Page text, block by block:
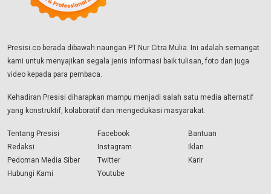
Presisi.co berada dibawah naungan PT.Nur Citra Mulia. Ini adalah semangat
kami untuk menyajikan segala jenis informasi baik tulisan, foto dan juga
video kepada para pembaca.
Kehadiran Presisi diharapkan mampu menjadi salah satu media alternatif
yang konstruktif, kolaboratif dan mengedukasi masyarakat.
Tentang Presisi
Redaksi
Pedoman Media Siber
Hubungi Kami
Facebook
Instagram
Twitter
Youtube
Bantuan
Iklan
Karir